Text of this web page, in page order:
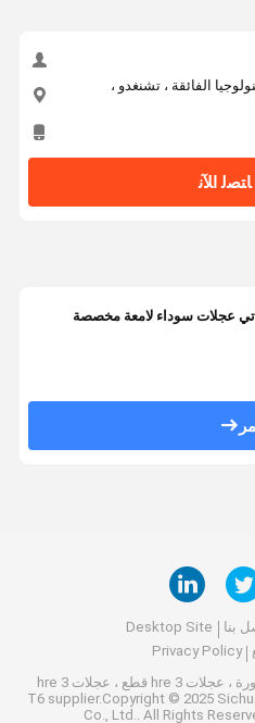
الفائقة ، تشنغدو ،
ﺎﺘﺼﻟ ﺍﻶﻧ
عجلات سوداء لامعة مخصصة
بنا
Desktop Site
Privacy Policy
الصين طبق عميق HRE عجلات مزورة ، عجلات hre 3 قطع ، عجلات hre 3
supplier.Copyright © 2025
Co., Ltd.. All Rights